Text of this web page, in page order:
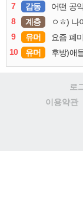
7
감동 어떤 공
8
계층 ㅇㅎ) 나
9
유머 요즘 폐
10
유머 후방)애
로
이용약관